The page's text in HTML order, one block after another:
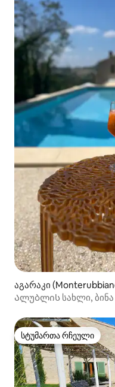
აგარაკი
Ალუბლის სახლი, ბინა
სტუმართა რჩეული
სტუმართა რჩეული